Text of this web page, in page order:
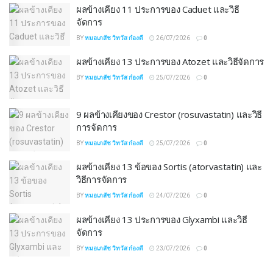
ผลข้างเคียง 11 ประการของ Caduet และวิธี
จัดการ
BYหมอเภสัช วิทวัส ก๋องดี 26/07/2026 0
ผลข้างเคียง 13 ประการของ Atozet และวิธีจัดการ
BYหมอเภสัช วิทวัส ก๋องดี 25/07/2026 0
9 ผลข้างเคียงของ Crestor (rosuvastatin) และวิธี
การจัดการ
BYหมอเภสัช วิทวัส ก๋องดี 25/07/2026 0
ผลข้างเคียง 13 ข้อของ Sortis (atorvastatin) และ
วิธีการจัดการ
BYหมอเภสัช วิทวัส ก๋องดี 24/07/2026 0
ผลข้างเคียง 13 ประการของ Glyxambi และวิธี
จัดการ
BYหมอเภสัช วิทวัส ก๋องดี 23/07/2026 0